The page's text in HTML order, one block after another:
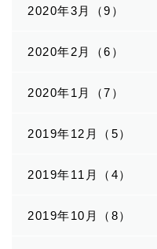
2020年3月（9）
2020年2月（6）
2020年1月（7）
2019年12月（5）
2019年11月（4）
2019年10月（8）